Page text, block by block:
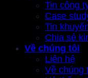
Tin công
Case
Tin
Chia sẻ
Về chúng tôi
Liên hệ
Về chúng